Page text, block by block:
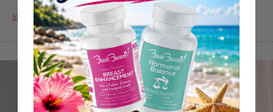
SEGUIR LEYENDO